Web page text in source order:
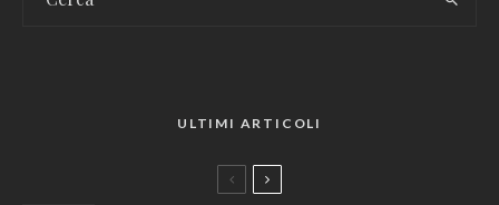
ULTIMI ARTICOLI